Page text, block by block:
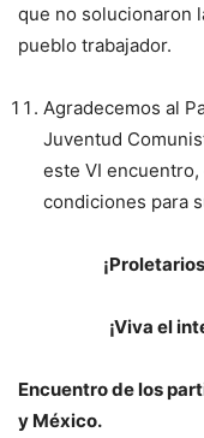
que no solucionaron
pueblo trabajador.
Agradecemos al
Juventud
este VI
condiciones para
¡Viva el
Encuentro de los
y México.